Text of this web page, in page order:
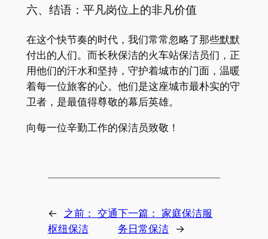
六、结语：平凡岗位上的非凡价值
在这个快节奏的时代，我们常常忽略了那些默默
付出的人们。而长秋保洁的火车站保洁员们，正
用他们的汗水和坚持，守护着城市的门面，温暖
着每一位旅客的心。他们是这座城市最朴实的守
卫者，是最值得尊敬的幕后英雄。
向每一位辛勤工作的保洁员致敬！
← 之前： 交通
枢纽保洁
下一篇：
家庭保洁服
务日常保洁
→